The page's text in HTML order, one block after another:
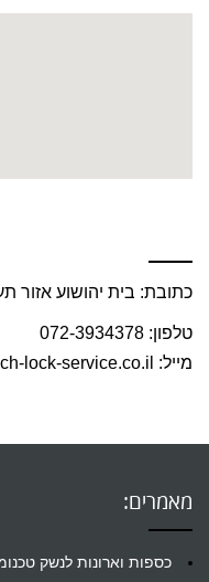
כתובת: בית יהושוע אזור
טלפון: 072-3934378
מייל: infobartal@bariach-lock-service.co.il
מאמרים:
כספות וארונות לנשק